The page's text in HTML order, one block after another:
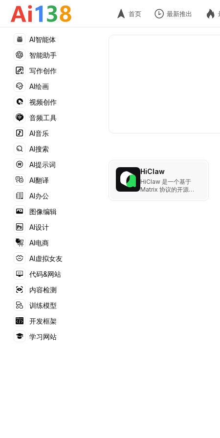
AI智能体
智能助手
写作创作
AI绘画
视频创作
音频工具
AI音乐
AI搜索
AI提示词
AI翻译
AI办公
图像编辑
AI设计
AI电商
AI虚拟女友
代码&网站
内容检测
训练模型
开发框架
学习网站
首页 最新推出
HiClaw
HiClaw 是一个基于
Matrix 协议的开源多